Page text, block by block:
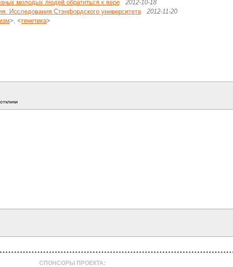
молодых людей обратиться к вере
2012-10-18
Исследования Стэнфордского университета
2012-11-20
>, <генетика>
СПОНСОРЫ ПРОЕКТА: